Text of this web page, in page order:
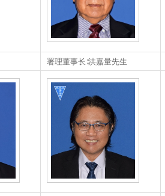
署理董事长∶洪嘉量先生